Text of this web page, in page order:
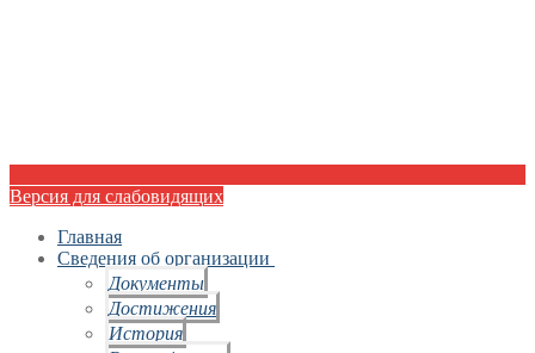
Версия для слабовидящих
Главная
Сведения об организации
Документы
Достижения
История